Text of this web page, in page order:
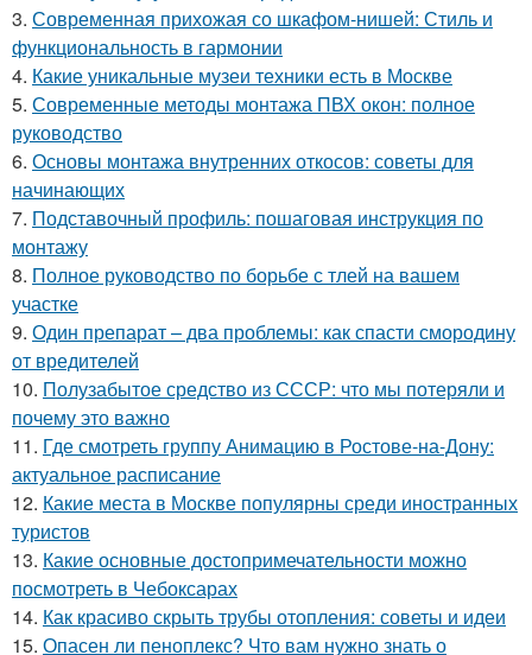
3. Современная прихожая со шкафом-нишей: Стиль и
функциональность в гармонии
4. Какие уникальные музеи техники есть в Москве
5. Современные методы монтажа ПВХ окон: полное
руководство
6. Основы монтажа внутренних откосов: советы для
начинающих
7. Подставочный профиль: пошаговая инструкция по
монтажу
8. Полное руководство по борьбе с тлей на вашем
участке
9. Один препарат – два проблемы: как спасти смородину
от вредителей
10. Полузабытое средство из СССР: что мы потеряли и
почему это важно
11. Где смотреть группу Анимацию в Ростове-на-Дону:
актуальное расписание
12. Какие места в Москве популярны среди иностранных
туристов
13. Какие основные достопримечательности можно
посмотреть в Чебоксарах
14. Как красиво скрыть трубы отопления: советы и идеи
15. Опасен ли пеноплекс? Что вам нужно знать о